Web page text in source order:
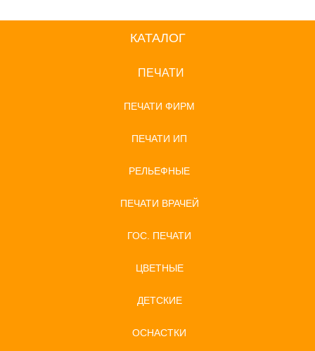
КАТАЛОГ
ПЕЧАТИ
ПЕЧАТИ ФИРМ
ПЕЧАТИ ИП
РЕЛЬЕФНЫЕ
ПЕЧАТИ ВРАЧЕЙ
ГОС. ПЕЧАТИ
ЦВЕТНЫЕ
ДЕТСКИЕ
ОСНАСТКИ